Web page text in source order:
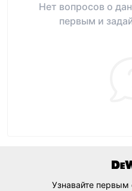
Нет вопросов о
первым и
Узнавайте первым